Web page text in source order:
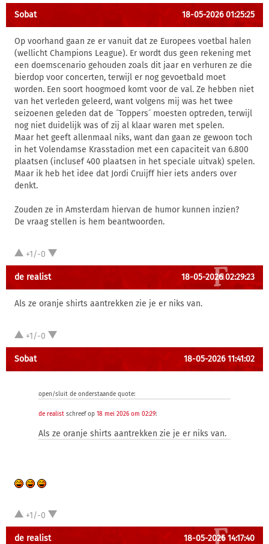
Sobat 18-05-2026 01:25:25
Op voorhand gaan ze er vanuit dat ze Europees voetbal halen
(wellicht Champions League). Er wordt dus geen rekening met
een doemscenario gehouden zoals dit jaar en verhuren ze die
bierdop voor concerten, terwijl er nog gevoetbald moet
worden. Een soort hoogmoed komt voor de val. Ze hebben niet
van het verleden geleerd, want volgens mij was het twee
seizoenen geleden dat de ´Toppers´ moesten optreden, terwijl
nog niet duidelijk was of zij al klaar waren met spelen.
Maar het geeft allenmaal niks, want dan gaan ze gewoon toch
in het Volendamse Krasstadion met een capaciteit van 6.800
plaatsen (inclusef 400 plaatsen in het speciale uitvak) spelen.
Maar ik heb het idee dat Jordi Cruijff hier iets anders over
denkt.
Zouden ze in Amsterdam hiervan de humor kunnen inzien?
De vraag stellen is hem beantwoorden.
+1/-0
de realist 18-05-2026 02:29:23
Als ze oranje shirts aantrekken zie je er niks van.
+1/-0
Sobat 18-05-2026 11:41:02
open/sluit de onderstaande quote:
de realist schreef op 18 mei 2026 om 02:29:
Als ze oranje shirts aantrekken zie je er niks van.
+1/-0
de realist 18-05-2026 14:17:40